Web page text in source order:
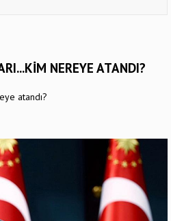
NEREYE ATANDI?
atandı?